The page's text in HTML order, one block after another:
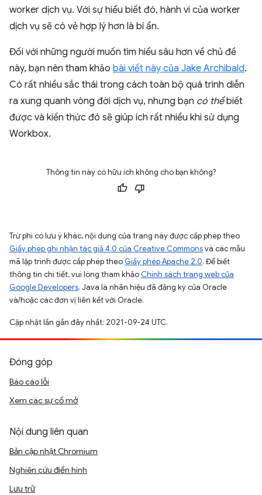
worker dịch vụ. Với sự hiểu biết đó, hành vi của worker
dịch vụ sẽ có vẻ hợp lý hơn là bí ẩn.
Đối với những người muốn tìm hiểu sâu hơn về chủ đề
này, bạn nên tham khảo bài viết này của Jake Archibald.
Có rất nhiều sắc thái trong cách toàn bộ quá trình diễn
ra xung quanh vòng đời dịch vụ, nhưng bạn có thểbiết
được và kiến thức đó sẽ giúp ích rất nhiều khi sử dụng
Workbox.
Thông tin này có hữu ích không cho bạn không?
Trừ phi có lưu ý khác, nội dung của trang này được cấp phép theo
Giấy phép ghi nhận tác giả 4.0 của Creative Commonsvà các mẫu
mã lập trình được cấp phép theo Giấy phép Apache 2.0. Để biết
thông tin chi tiết, vui lòng tham khảo Chính sách trang web của
Google Developers. Java là nhãn hiệu đã đăng ký của Oracle
và/hoặc các đơn vị liên kết với Oracle.
Cập nhật lần gần đây nhất: 2021-09-24 UTC.
Đóng góp
Báo cáo lỗi
Xem các sự cố mở
Nội dung liên quan
Bản cập nhật Chromium
Nghiên cứu điển hình
Lưu trữ